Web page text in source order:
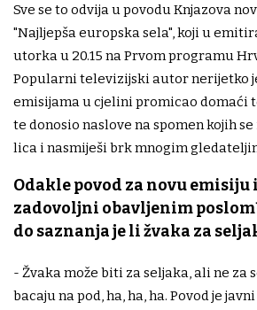
Sve se to odvija u povodu Knjazova
"Najljepša europska sela", koji u
utorka u 20.15 na Prvom programu
Popularni televizijski autor nerijetko
emisijama u cjelini promicao domaći
te donosio naslove na spomen kojih
lica i nasmiješi brk mnogim
Odakle povod za novu emisiju
zadovoljni obavljenim
do saznanja je li žvaka za
- Žvaka može biti za seljaka, ali ne za
bacaju na pod, ha, ha, ha. Povod je